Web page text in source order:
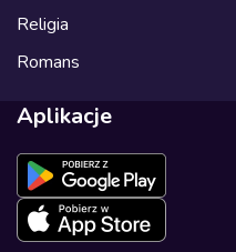
Religia
Romans
Aplikacje